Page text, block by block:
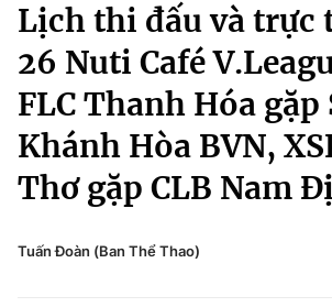
Chuyên mục
Tin tức
Move
Phong cách
Phong cách
Sự kiện
Bóng đá
Thể thao điện tử
Các môn khác
Video
Bên lề
Lịch thi đấu và trực
26 Nuti Café
FLC Thanh Hóa gặp
Khánh Hòa BVN,
Thơ gặp CLB Nam
Tuấn Đoàn (Ban Thể Thao)